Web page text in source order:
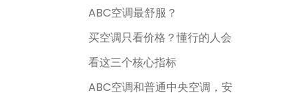
ABC空调最舒服？
买空调只看价格？懂行的人会
看这三个核心指标
ABC空调和普通中央空调，安